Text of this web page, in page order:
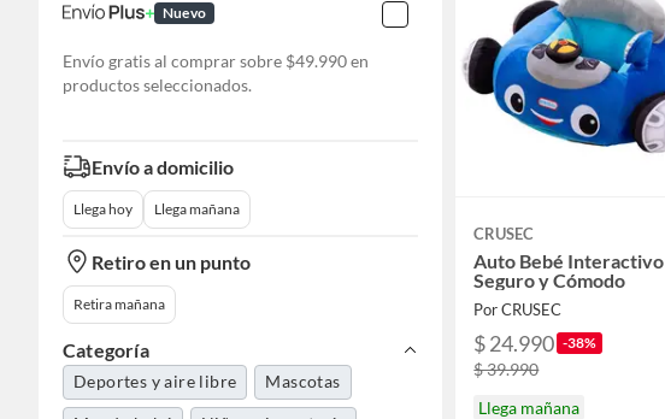
Nuevo
Envío gratis al comprar sobre $49.990 en
productos seleccionados.
Envío a domicilio
Llega hoy Llega mañana
Retiro en un punto
Retira mañana
Categoría
Deportes y aire libre Mascotas
CRUSEC
Auto Bebé Interactivo
Seguro y Cómodo
Por CRUSEC
$ 24.990 -38%
$ 39.990
Llega mañana